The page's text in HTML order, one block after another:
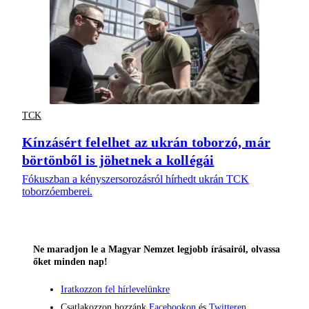
TCK
Kínzásért felelhet az ukrán toborzó, már
börtönből is jöhetnek a kollégái
Fókuszban a kényszersorozásról hírhedt ukrán TCK
toborzóemberei.
Ne maradjon le a Magyar Nemzet legjobb írásairól, olvassa
őket minden nap!
Iratkozzon fel hírlevelünkre